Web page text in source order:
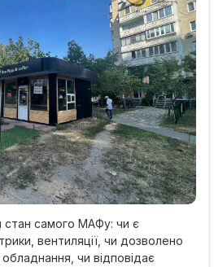
стан самого МАФу: чи є
вентиляції, чи дозволено
чи відповідає